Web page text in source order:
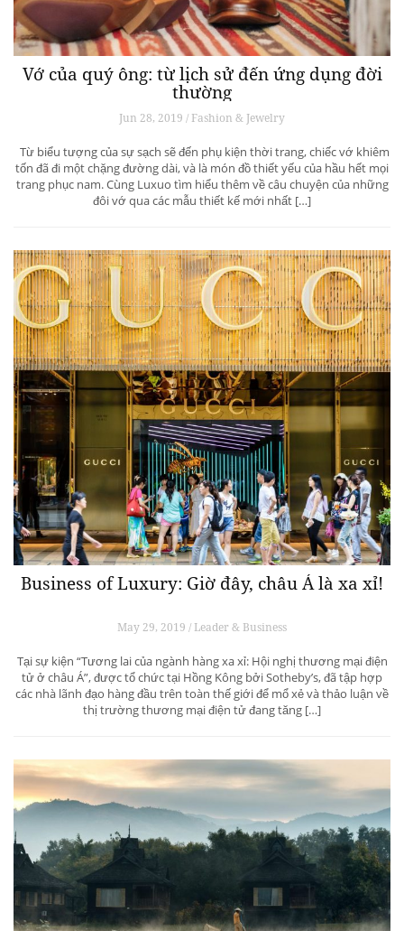
Vớ của quý ông: từ lịch sử đến ứng dụng đời
thường
Jun 28, 2019 / Fashion & Jewelry
Từ biểu tượng của sự sạch sẽ đến phụ kiện thời trang, chiếc vớ khiêm
tốn đã đi một chặng đường dài, và là món đồ thiết yếu của hầu hết mọi
trang phục nam. Cùng Luxuo tìm hiểu thêm về câu chuyện của những
đôi vớ qua các mẫu thiết kế mới nhất […]
Business of Luxury: Giờ đây, châu Á là xa xỉ!
May 29, 2019 / Leader & Business
Tại sự kiện “Tương lai của ngành hàng xa xỉ: Hội nghị thương mại điện
tử ở châu Á”, được tổ chức tại Hồng Kông bởi Sotheby’s, đã tập hợp
các nhà lãnh đạo hàng đầu trên toàn thế giới để mổ xẻ và thảo luận về
thị trường thương mại điện tử đang tăng […]